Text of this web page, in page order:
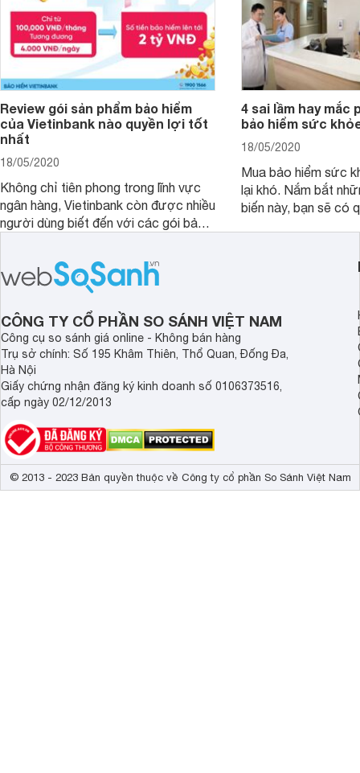
Review gói sản phẩm bảo hiểm
của Vietinbank nào quyền lợi tốt
nhất
18/05/2020
Không chỉ tiên phong trong lĩnh vực
ngân hàng, Vietinbank còn được nhiều
người dùng biết đến với các gói bảo
bảo hiểm của Vietinbank nào bạn nên
sở hữu nhất? Cùng đi tìm đáp án
trong bài viết sau đây.
4 sai lầm hay mắc
bảo hiểm sức
18/05/2020
Mua bảo hiểm sức
lại khó. Nắm bắt
biến này, bạn sẽ có
CÔNG TY CỔ PHẦN SO SÁNH VIỆT NAM
Công cụ so sánh giá online - Không bán hàng
Trụ sở chính: Số 195 Khâm Thiên, Thổ Quan, Đống Đa,
Hà Nội
Giấy chứng nhận đăng ký kinh doanh số 0106373516,
cấp ngày 02/12/2013
© 2013 - 2023 Bản quyền thuộc về Công ty cổ phần So Sánh Việt Nam